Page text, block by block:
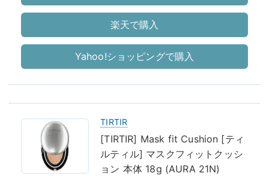
楽天で購入
Yahoo!ショッピングで購入
TIRTIR
[TIRTIR] Mask fit Cushion [ティ
ルティル] マスクフィットクッシ
ョン 本体 18g (AURA 21N)